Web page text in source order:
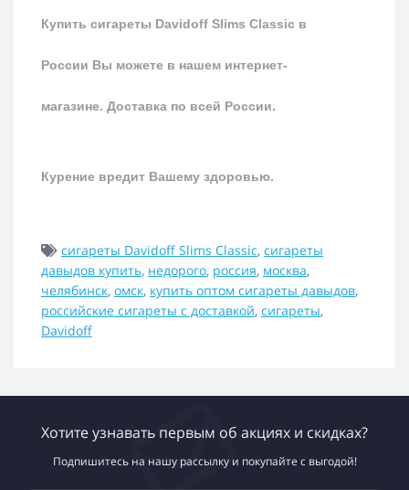
Купить сигареты Davidoff Slims Classic в
России Вы можете в нашем интернет-
магазине. Доставка по всей России.
Курение вредит Вашему здоровью.
сигареты Davidoff Slims Classic, сигареты
давыдов купить, недорого, россия, москва,
челябинск, омск, купить оптом сигареты давыдов,
российские сигареты с доставкой, сигареты,
Davidoff
Хотите узнавать первым об акциях и скидках?
Подпишитесь на нашу рассылку и покупайте с выгодой!